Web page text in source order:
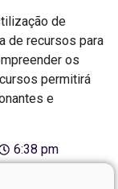
de
de recursos para
os
permitirá
e
6:38 pm